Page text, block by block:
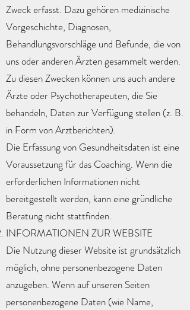
Zweck erfasst. Dazu gehören medizinische
Vorgeschichte, Diagnosen,
Behandlungsvorschläge und Befunde, die von
uns oder anderen Ärzten gesammelt werden.
Zu diesen Zwecken können uns auch andere
Ärzte oder Psychotherapeuten, die Sie
behandeln, Daten zur Verfügung stellen (z. B.
in Form von Arztberichten).
Die Erfassung von Gesundheitsdaten ist eine
Voraussetzung für das Coaching. Wenn die
erforderlichen Informationen nicht
bereitgestellt werden, kann eine gründliche
Beratung nicht stattfinden.
INFORMATIONEN ZUR WEBSITE
Die Nutzung dieser Website ist grundsätzlich
möglich, ohne personenbezogene Daten
anzugeben. Wenn auf unseren Seiten
personenbezogene Daten (wie Name,